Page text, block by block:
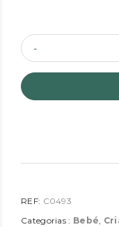
REF: C0493
Categorias : Bebé,